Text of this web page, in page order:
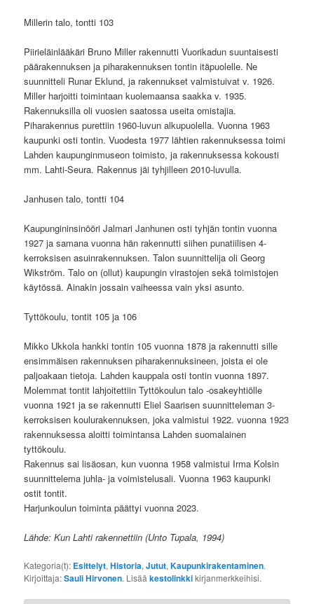
Millerin talo, tontti 103
Piirieläinlääkäri Bruno Miller rakennutti Vuorikadun suuntaisesti
päärakennuksen ja piharakennuksen tontin itäpuolelle. Ne
suunnitteli Runar Eklund, ja rakennukset valmistuivat v. 1926.
Miller harjoitti toimintaan kuolemaansa saakka v. 1935.
Rakennuksilla oli vuosien saatossa useita omistajia.
Piharakennus purettiin 1960-luvun alkupuolella. Vuonna 1963
kaupunki osti tontin. Vuodesta 1977 lähtien rakennuksessa toimi
Lahden kaupunginmuseon toimisto, ja rakennuksessa kokousti
mm. Lahti-Seura. Rakennus jäi tyhjilleen 2010-luvulla.
Janhusen talo, tontti 104
Kaupungininsinööri Jalmari Janhunen osti tyhjän tontin vuonna
1927 ja samana vuonna hän rakennutti siihen punatiilisen 4-
kerroksisen asuinrakennuksen. Talon suunnittelija oli Georg
Wikström. Talo on (ollut) kaupungin virastojen sekä toimistojen
käytössä. Ainakin jossain vaiheessa vain yksi asunto.
Tyttökoulu, tontit 105 ja 106
Mikko Ukkola hankki tontin 105 vuonna 1878 ja rakennutti sille
ensimmäisen rakennuksen piharakennuksineen, joista ei ole
paljoakaan tietoja. Lahden kauppala osti tontin vuonna 1897.
Molemmat tontit lahjoitettiin Tyttökoulun talo -osakeyhtiölle
vuonna 1921 ja se rakennutti Eliel Saarisen suunnitteleman 3-
kerroksisen koulurakennuksen, joka valmistui 1922. vuonna 1923
rakennuksessa aloitti toimintansa Lahden suomalainen
tyttökoulu.
Rakennus sai lisäosan, kun vuonna 1958 valmistui Irma Kolsin
suunnittelema juhla- ja voimistelusali. Vuonna 1963 kaupunki
ostit tontit.
Harjunkoulun toiminta päättyi vuonna 2023.
Lähde: Kun Lahti rakennettiin (Unto Tupala, 1994)
Kategoria(t): Esittelyt,Historia,Jutut,Kaupunkirakentaminen.
Kirjoittaja:Sauli Hirvonen. Lisääkestolinkkikirjanmerkkeihisi.